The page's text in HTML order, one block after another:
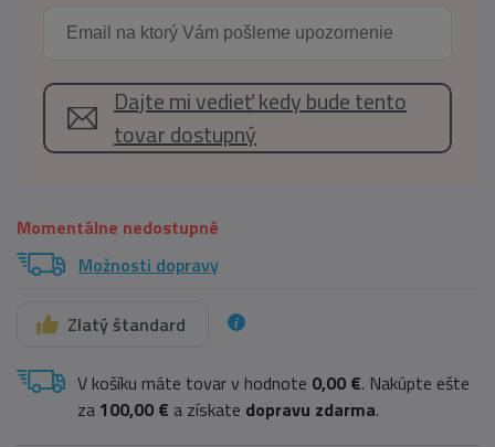
Dajte mi vedieť kedy bude tento
tovar dostupný
Momentálne nedostupné
Možnosti dopravy
Zlatý štandard
V košíku máte tovar v hodnote 0,00 €. Nakúpte ešte
za 100,00 € a získate dopravu zdarma.